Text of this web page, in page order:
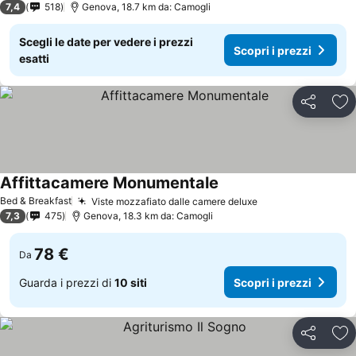
7,4 518 Genova, 18.7 km da: Camogli
Scegli le date per vedere i prezzi
esatti
Scopri i prezzi
Condividi
Bed & Breakfast Viste mozzafiato dalle camere deluxe
Affittacamere Monumentale
7,3 475 Genova, 18.3 km da: Camogli
Da 78 €
Guarda i prezzi di 10 siti Scopri i prezzi
Condividi